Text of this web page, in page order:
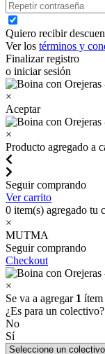
Quiero recibir
Ver los términos y
Finalizar registro
o iniciar sesión
×
Aceptar
×
Producto agregado a
Seguir comprando
Ver carrito
0 item(s) agregado tu
×
MUTMA
Seguir comprando
Checkout
×
Se va a agregar 1 ítem
¿Es para un colectivo?
No
Sí